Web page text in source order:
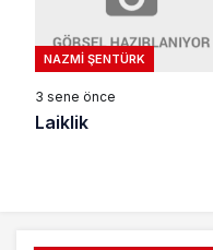
NAZMI ŞENTÜRK
3 sene önce
Laiklik